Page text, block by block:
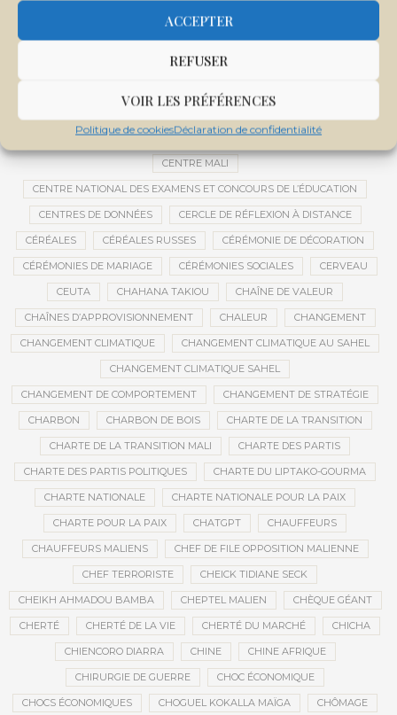
ACCEPTER
REFUSER
VOIR LES PRÉFÉRENCES
Politique de cookiesDéclaration de confidentialité
CENTRALE SOLAIRE DE SANANKOROBA
CENTRE INTERNATIONAL DE CONFÉRENCES DE BAMAKO
CENTRE MALI
CENTRE NATIONAL DES EXAMENS ET CONCOURS DE L’ÉDUCATION
CENTRES DE DONNÉES CERCLE DE RÉFLEXION À DISTANCE
CÉRÉALES CÉRÉALES RUSSES CÉRÉMONIE DE DÉCORATION
CÉRÉMONIES DE MARIAGE CÉRÉMONIES SOCIALES CERVEAU
CEUTA CHAHANA TAKIOU CHAÎNE DE VALEUR
CHAÎNES D’APPROVISIONNEMENT CHALEUR CHANGEMENT
CHANGEMENT CLIMATIQUE CHANGEMENT CLIMATIQUE AU SAHEL
CHANGEMENT CLIMATIQUE SAHEL
CHANGEMENT DE COMPORTEMENT CHANGEMENT DE STRATÉGIE
CHARBON CHARBON DE BOIS CHARTE DE LA TRANSITION
CHARTE DE LA TRANSITION MALI CHARTE DES PARTIS
CHARTE DES PARTIS POLITIQUES CHARTE DU LIPTAKO-GOURMA
CHARTE NATIONALE CHARTE NATIONALE POUR LA PAIX
CHARTE POUR LA PAIX CHATGPT CHAUFFEURS
CHAUFFEURS MALIENS CHEF DE FILE OPPOSITION MALIENNE
CHEF TERRORISTE CHEICK TIDIANE SECK
CHEIKH AHMADOU BAMBA CHEPTEL MALIEN CHÈQUE GÉANT
CHERTÉ CHERTÉ DE LA VIE CHERTÉ DU MARCHÉ CHICHA
CHIENCORO DIARRA CHINE CHINE AFRIQUE
CHIRURGIE DE GUERRE CHOC ÉCONOMIQUE
CHOCS ÉCONOMIQUES CHOGUEL KOKALLA MAÏGA CHÔMAGE